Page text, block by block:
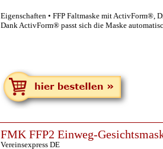
Eigenschaften • FFP Faltmaske mit ActivForm®,
Dank ActivForm® passt sich die Maske
FMK FFP2 Einweg-
Vereinsexpress DE